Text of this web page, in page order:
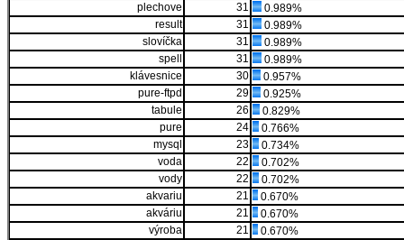
plechove
31
0.989%
result
31
0.989%
slovíčka
31
0.989%
spell
31
0.989%
klávesnice
30
0.957%
pure-ftpd
29
0.925%
tabule
26
0.829%
pure
24
0.766%
mysql
23
0.734%
voda
22
0.702%
vody
22
0.702%
akvariu
21
0.670%
akváriu
21
0.670%
výroba
21
0.670%